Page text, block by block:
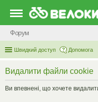
Форум
Швидкий доступ Допомога
Видалити файли cookie
Ви впевнені, що хочете